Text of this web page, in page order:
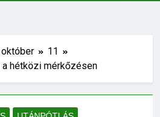
október
11
hétközi mérkőzésen